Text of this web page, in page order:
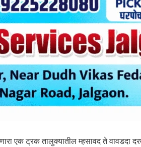
एक ट्रक तालुक्यातील म्हसावद ते वावडदा